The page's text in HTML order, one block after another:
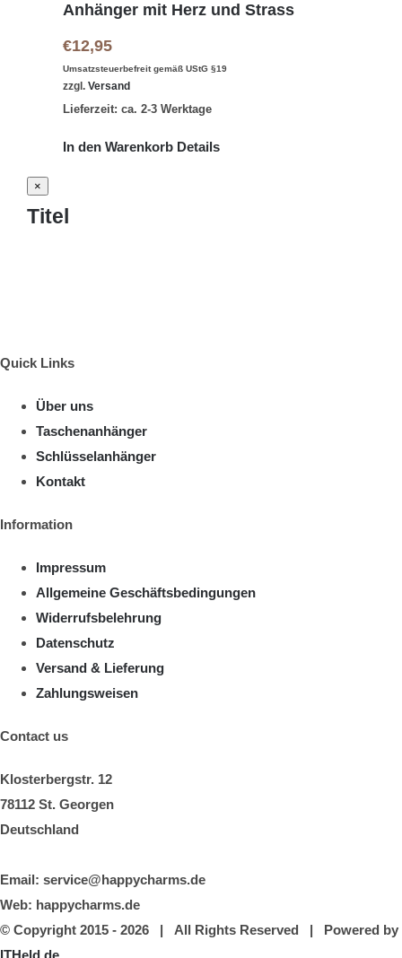
Anhänger mit Herz und Strass
€12,95
Umsatzsteuerbefreit gemäß UStG §19
zzgl. Versand
Lieferzeit: ca. 2-3 Werktage
In den Warenkorb Details
Close
product
quick
view
×
Titel
Quick Links
Über uns
Taschenanhänger
Schlüsselanhänger
Kontakt
Information
Impressum
Allgemeine Geschäftsbedingungen
Widerrufsbelehrung
Datenschutz
Versand & Lieferung
Zahlungsweisen
Contact us
Klosterbergstr. 12
78112 St. Georgen
Deutschland
Email: service@happycharms.de
Web: happycharms.de
© Copyright 2015 - 2026 | All Rights Reserved | Powered by
ITHeld.de